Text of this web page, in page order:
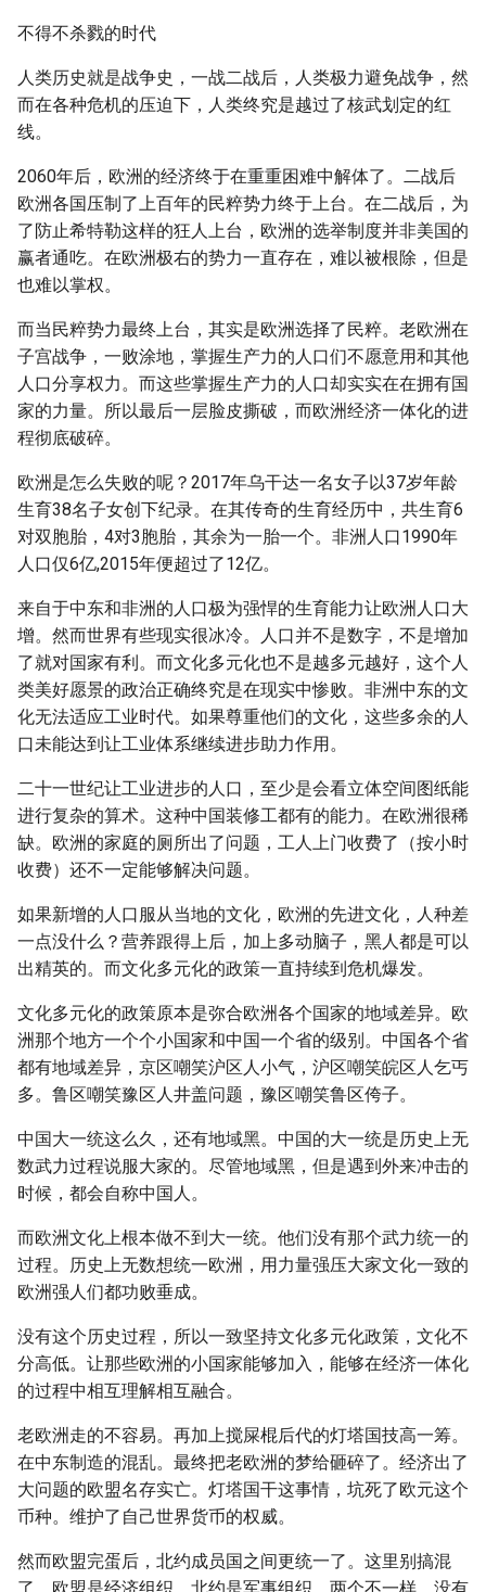
不得不杀戮的时代
人类历史就是战争史，一战二战后，人类极力避免战争，然
而在各种危机的压迫下，人类终究是越过了核武划定的红
线。
2060年后，欧洲的经济终于在重重困难中解体了。二战后
欧洲各国压制了上百年的民粹势力终于上台。在二战后，为
了防止希特勒这样的狂人上台，欧洲的选举制度并非美国的
赢者通吃。在欧洲极右的势力一直存在，难以被根除，但是
也难以掌权。
而当民粹势力最终上台，其实是欧洲选择了民粹。老欧洲在
子宫战争，一败涂地，掌握生产力的人口们不愿意用和其他
人口分享权力。而这些掌握生产力的人口却实实在在拥有国
家的力量。所以最后一层脸皮撕破，而欧洲经济一体化的进
程彻底破碎。
欧洲是怎么失败的呢？2017年乌干达一名女子以37岁年龄
生育38名子女创下纪录。在其传奇的生育经历中，共生育6
对双胞胎，4对3胞胎，其余为一胎一个。非洲人口1990年
人口仅6亿,2015年便超过了12亿。
来自于中东和非洲的人口极为强悍的生育能力让欧洲人口大
增。然而世界有些现实很冰冷。人口并不是数字，不是增加
了就对国家有利。而文化多元化也不是越多元越好，这个人
类美好愿景的政治正确终究是在现实中惨败。非洲中东的文
化无法适应工业时代。如果尊重他们的文化，这些多余的人
口未能达到让工业体系继续进步助力作用。
二十一世纪让工业进步的人口，至少是会看立体空间图纸能
进行复杂的算术。这种中国装修工都有的能力。在欧洲很稀
缺。欧洲的家庭的厕所出了问题，工人上门收费了（按小时
收费）还不一定能够解决问题。
如果新增的人口服从当地的文化，欧洲的先进文化，人种差
一点没什么？营养跟得上后，加上多动脑子，黑人都是可以
出精英的。而文化多元化的政策一直持续到危机爆发。
文化多元化的政策原本是弥合欧洲各个国家的地域差异。欧
洲那个地方一个个小国家和中国一个省的级别。中国各个省
都有地域差异，京区嘲笑沪区人小气，沪区嘲笑皖区人乞丐
多。鲁区嘲笑豫区人井盖问题，豫区嘲笑鲁区侉子。
中国大一统这么久，还有地域黑。中国的大一统是历史上无
数武力过程说服大家的。尽管地域黑，但是遇到外来冲击的
时候，都会自称中国人。
而欧洲文化上根本做不到大一统。他们没有那个武力统一的
过程。历史上无数想统一欧洲，用力量强压大家文化一致的
欧洲强人们都功败垂成。
没有这个历史过程，所以一致坚持文化多元化政策，文化不
分高低。让那些欧洲的小国家能够加入，能够在经济一体化
的过程中相互理解相互融合。
老欧洲走的不容易。再加上搅屎棍后代的灯塔国技高一筹。
在中东制造的混乱。最终把老欧洲的梦给砸碎了。经济出了
大问题的欧盟名存实亡。灯塔国干这事情，坑死了欧元这个
币种。维护了自己世界货币的权威。
然而欧盟完蛋后，北约成员国之间更统一了。这里别搞混